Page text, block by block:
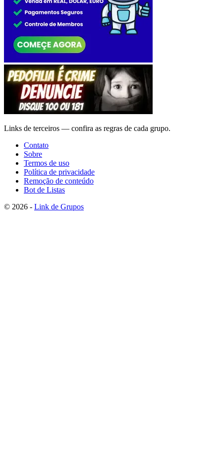
Links de terceiros — confira as regras de cada grupo.
Contato
Sobre
Termos de uso
Política de privacidade
Remoção de conteúdo
Bot de Listas
© 2026 - Link de Grupos